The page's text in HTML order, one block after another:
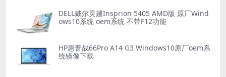
DELL戴尔灵越Insprion 5405 AMD版 原厂Wind
ows10系统 oem系统 不带F12功能
HP惠普战66Pro A14 G3 Windows10原厂oem系
统镜像下载